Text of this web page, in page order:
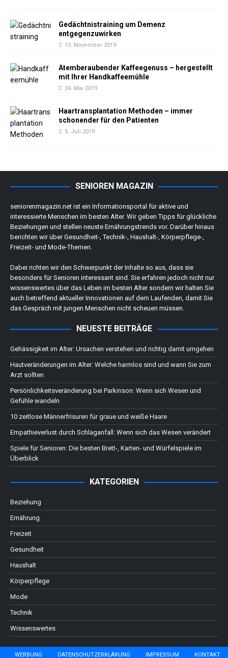
Gedächtnistraining um Demenz
entgegenzuwirken
13. November 2019
Atemberaubender Kaffeegenuss – hergestellt
mit Ihrer Handkaffeemühle
24. Mai 2019
Haartransplantation Methoden – immer
schonender für den Patienten
5. Juli 2019
SENIOREN MAGAZIN
seniorenmagazin.net ist ein Informationsportal für aktive und
interessierte Menschen im besten Alter. Wir geben Tipps für glückliche
Beziehungen und stellen neuste Ernährungstrends vor. Darüber hinaus
berichten wir über Gesundheit-, Technik-, Haushalt-, Körperpflege-,
Freizeit- und Mode-Themen.
Dabei richten wir den Schwerpunkt der Inhalte so aus, dass sie
besonders für Senioren interessant sind. Sie erfahren jedoch nicht nur
wissenswertes über das Leben im besten Alter sondern wir halten Sie
auch betreffend aktueller Innovationen auf dem Laufenden, damit Sie
das Gespräch mit jungen Menschen nicht scheuen müssen.
NEUESTE BEITRÄGE
Gehässigkeit im Alter: Ursachen verstehen und richtig damit umgehen
Hautveränderungen im Alter: Welche harmlos sind und wann Sie zum
Arzt sollten
Persönlichkeitsveränderung bei Parkinson: Wenn sich Wesen und
Gefühle wandeln
10 zeitlose Männerfrisuren für graue und weiße Haare
Empathieverlust durch Schlaganfall: Wenn sich das Wesen verändert
Spiele für Senioren: Die besten Brett-, Karten- und Würfelspiele im
Überblick
KATEGORIEN
Beziehung
Ernährung
Freizeit
Gesundheit
Haushalt
Körperpflege
Mode
Technik
Wissenswertes
WERBUNG DATENSCHUTZERKLÄRUNG IMPRESSUM KONTAKT